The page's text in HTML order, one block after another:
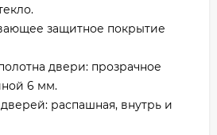
защитное покрытие
двери: прозрачное
6 мм.
распашная, внутрь и